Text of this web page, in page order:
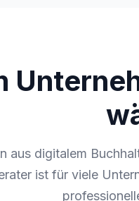
aus digitalem
ist für viele